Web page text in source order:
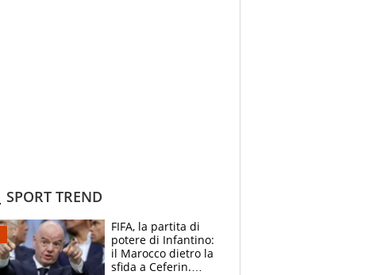
SPORT TREND
FIFA, la partita di
potere di Infantino:
il Marocco dietro la
sfida a Ceferin.